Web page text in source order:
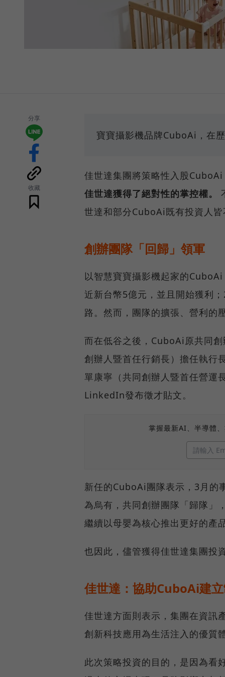
分享
收藏
寶寶攝影機品牌CuboAi，在
佳世達集團將策略性入股
佳世達獲得了絕對性的掌控權。
世達和部分CuboAi既有投資人
創辦團隊「回歸」領軍
以智慧寶寶攝影機起家的
近新台幣5億元，並且開始獲利
路。然而，團隊的擴張、營利的
而在低谷之後，CuboAi原共同
創辦人暨首任行銷長）擔任執行
單康寧（共同創辦人暨首任營運
LinkedIn發布徵才貼文。
掌握最新AI、半導體
新任的CuboAi團隊表示，3月的
為烏有，共同創辦團隊「歸隊」
繼續以母嬰為核心推出更好的產
也因此，儘管獲得佳世達集團投
佳世達：協助CuboAi建
佳世達方面則表示，集團在資訊
創新科技應用為生活注入的優質
此次策略投資的目的，是因為